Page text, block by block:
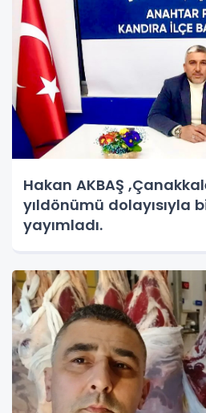
Hakan AKBAŞ
yıldönümü dolayısıyla
yayımladı.